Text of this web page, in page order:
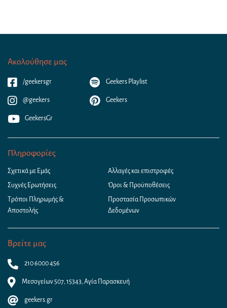
Ακολούθησε μας
/geekersgr
@geekers
GeekersGr
Geekers Playlist
Geekers
Πληροφορίες
Σχετικά με Εμάς
Συχνές Ερωτήσεις
Τρόποι Πληρωμής &
Αποστολής
Αλλαγές και επιστροφές
Όροι & Προϋποθέσεις
Προστασία Προσωπικών
Δεδομένων
Βρείτε μας
210 6000 456
Μεσογείων 507, 15343, Αγία Παρασκευή
geekers.gr